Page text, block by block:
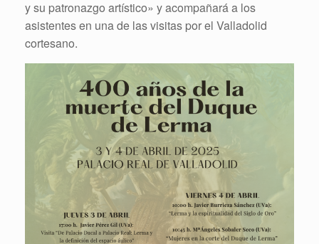
y su patronazgo artístico» y acompañará a los
asistentes en una de las visitas por el Valladolid
cortesano.